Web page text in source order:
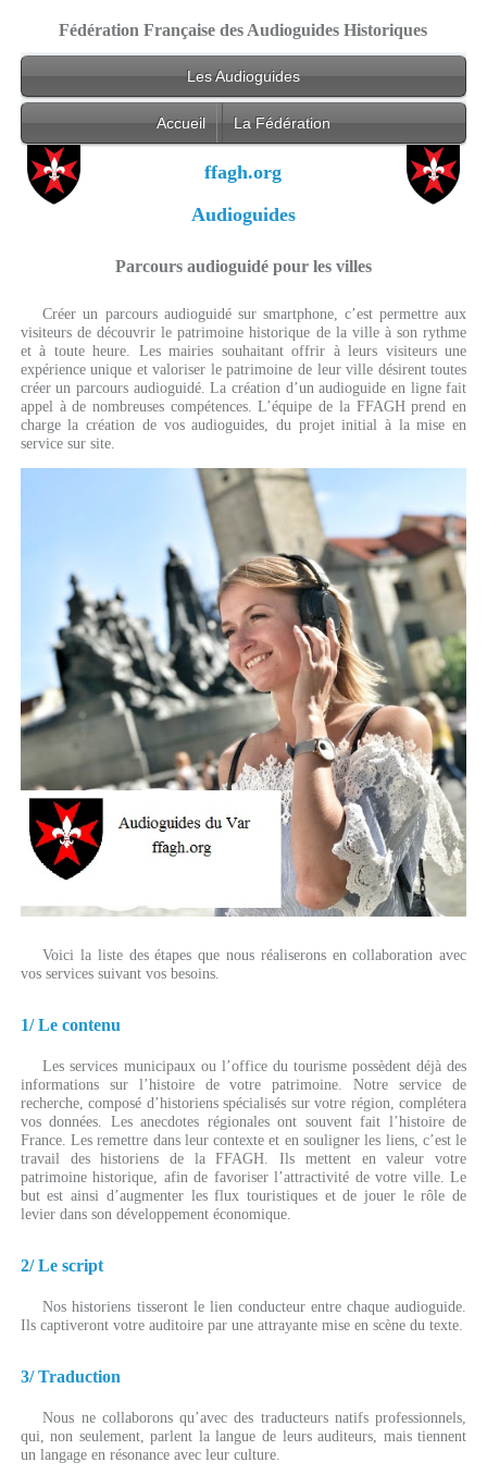
Fédération Française des Audioguides Historiques
Les Audioguides
Accueil La Fédération
ffagh.org
Audioguides
Parcours audioguidé pour les villes
Créer un parcours audioguidé sur smartphone, c’est permettre aux
visiteurs de découvrir le patrimoine historique de la ville à son rythme
et à toute heure. Les mairies souhaitant offrir à leurs visiteurs une
expérience unique et valoriser le patrimoine de leur ville désirent toutes
créer un parcours audioguidé. La création d’un audioguide en ligne fait
appel à de nombreuses compétences. L’équipe de la FFAGH prend en
charge la création de vos audioguides, du projet initial à la mise en
service sur site.
Voici la liste des étapes que nous réaliserons en collaboration avec
vos services suivant vos besoins.
1/ Le contenu
Les services municipaux ou l’office du tourisme possèdent déjà des
informations sur l’histoire de votre patrimoine. Notre service de
recherche, composé d’historiens spécialisés sur votre région, complétera
vos données. Les anecdotes régionales ont souvent fait l’histoire de
France. Les remettre dans leur contexte et en souligner les liens, c’est le
travail des historiens de la FFAGH. Ils mettent en valeur votre
patrimoine historique, afin de favoriser l’attractivité de votre ville. Le
but est ainsi d’augmenter les flux touristiques et de jouer le rôle de
levier dans son développement économique.
2/ Le script
Nos historiens tisseront le lien conducteur entre chaque audioguide.
Ils captiveront votre auditoire par une attrayante mise en scène du texte.
3/ Traduction
Nous ne collaborons qu’avec des traducteurs natifs professionnels,
qui, non seulement, parlent la langue de leurs auditeurs, mais tiennent
un langage en résonance avec leur culture.